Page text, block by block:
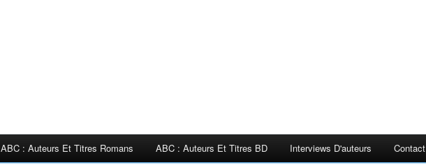
ABC : Auteurs Et Titres Romans ABC : Auteurs Et Titres BD Interviews D'auteurs Contact